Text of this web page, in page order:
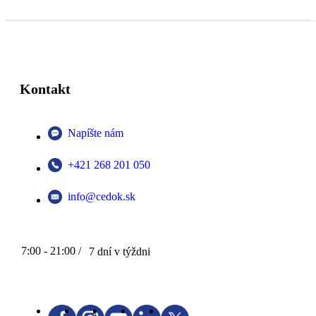
Kontakt
Napíšte nám
+421 268 201 050
info@cedok.sk
7:00 - 21:00 / 7 dní v týždni